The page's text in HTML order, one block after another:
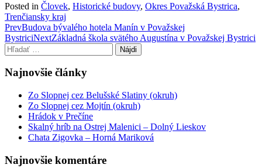
Posted in Človek, Historické budovy, Okres Považská Bystrica,
Trenčiansky kraj
Post
navigation
PrevBudova bývalého hotela Manín v Považskej
BystriciNextZákladná škola svätého Augustína v Považskej Bystrici
Hľadať:
Najnovšie články
Zo Slopnej cez Belušské Slatiny (okruh)
Zo Slopnej cez Mojtín (okruh)
Hrádok v Prečíne
Skalný hríb na Ostrej Malenici – Dolný Lieskov
Chata Zigovka – Horná Mariková
Najnovšie komentáre